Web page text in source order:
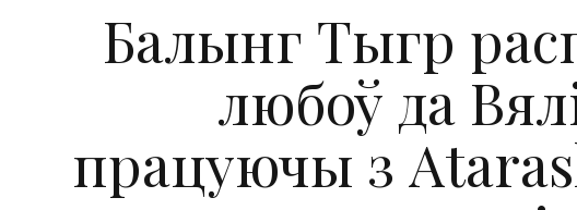
Балынг Тыгр
любоў да
працуючы з